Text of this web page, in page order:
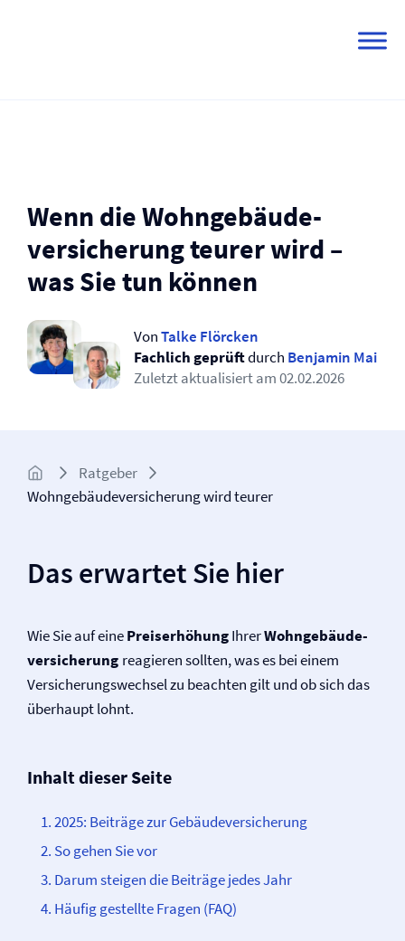
Wenn die Wohngebäude­
versicherung teurer wird –
was Sie tun können
VonTalke Flörcken
Fachlich geprüftdurch Benjamin Mai
Zuletzt aktualisiert am02.02.2026
Ratgeber
Wohngebäude­versicherung wird teurer
Das erwartet Sie hier
Wie Sie auf einePreiserhöhungIhrerWohngebäude­­
versicherung reagieren sollten, was es bei einem
Versicherungswechsel zu beachten gilt und ob sich das
überhaupt lohnt.
Inhalt dieser Seite
2025: Beiträge zur Gebäude­­versicherung
So gehen Sie vor
Darum steigen die Beiträge jedes Jahr
Häufig gestellte Fragen (FAQ)